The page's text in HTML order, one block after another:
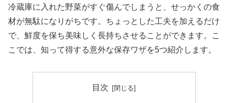
冷蔵庫に入れた野菜がすぐ傷んでしまうと、せっかくの食
材が無駄になりがちです。ちょっとした工夫を加えるだけ
で、鮮度を保ち美味しく長持ちさせることができます。こ
こでは、知って得する意外な保存ワザを5つ紹介します。
目次